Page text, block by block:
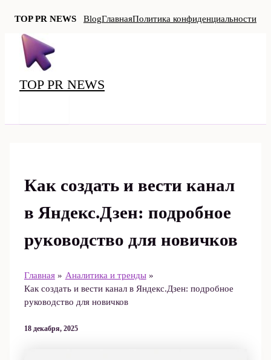
TOP PR NEWS BlogГлавнаяПолитика конфиденциальности
Перейти
содержимому
TOP PR NEWS
Как создать и вести канал
в Яндекс.Дзен: подробное
руководство для новичков
Главная
Аналитика и тренды
Как создать и вести канал в Яндекс.Дзен: подробное
руководство для новичков
18 декабря, 2025